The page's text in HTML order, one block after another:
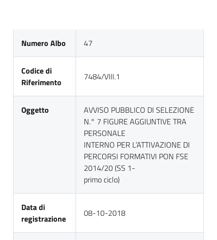
Numero Albo 47
Codice di
Riferimento
7484/VIII.1
Oggetto
AVVISO PUBBLICO DI SELEZIONE
N.° 7 FIGURE AGGIUNTIVE TRA
PERSONALE
INTERNO PER L’ATTIVAZIONE DI
PERCORSI FORMATIVI PON FSE
2014/20 (SS 1-
primo ciclo)
Data di
registrazione
08-10-2018